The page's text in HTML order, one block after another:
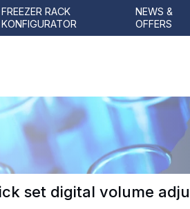
FREEZER RACK
KONFIGURATOR
NEWS &
OFFERS
set digital volume